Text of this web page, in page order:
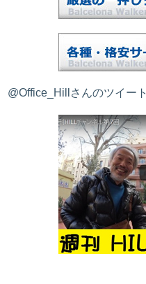
@Office_Hillさんのツイート